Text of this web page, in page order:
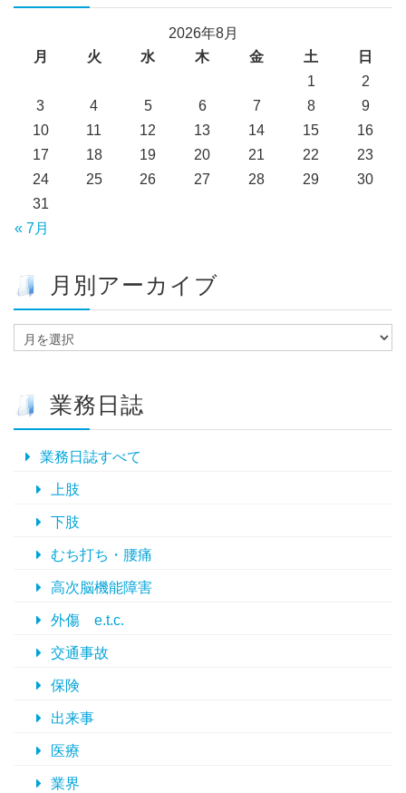
2026年8月
月
火 水 木 金 土 日
« 7月
1
2
3
4 5 6 7 8
9
10
11 12 13 14 15
16
17
18 19 20 21 22
23
24
25 26 27 28 29
30
31
月別アーカイブ
別
カ
業務日誌
業務日誌すべて
上肢
下肢
むち打ち・腰痛
高次脳機能障害
外傷 e.t.c.
交通事故
保険
出来事
医療
業界